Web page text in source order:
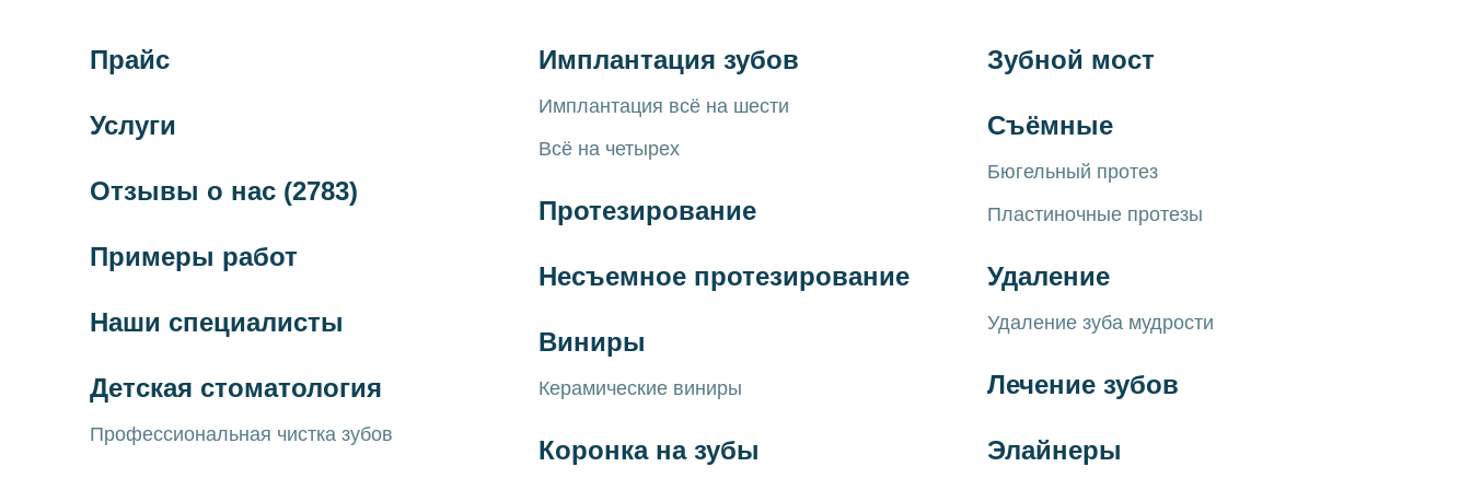
Прайс
Услуги
Отзывы о нас (2783)
Примеры работ
Наши специалисты
Детская стоматология
Профессиональная чистка зубов
Имплантация зубов
Имплантация всё на шести
Всё на четырех
Протезирование
Несъемное протезирование
Виниры
Керамические виниры
Коронка на зубы
Зубной мост
Съёмные
Бюгельный протез
Пластиночные протезы
Удаление
Удаление зуба мудрости
Лечение зубов
Элайнеры